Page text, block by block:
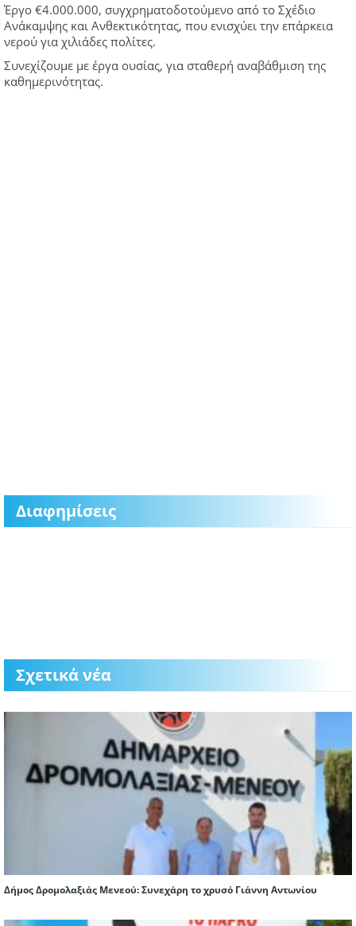
Έργο €4.000.000, συγχρηματοδοτούμενο από το Σχέδιο
Ανάκαμψης και Ανθεκτικότητας, που ενισχύει την επάρκεια
νερού για χιλιάδες πολίτες.
Συνεχίζουμε με έργα ουσίας, για σταθερή αναβάθμιση της
καθημερινότητας.
Διαφημίσεις
Σχετικά νέα
Δήμος Δρομολαξιάς Μενεού: Συνεχάρη το χρυσό Γιάννη Αντωνίου